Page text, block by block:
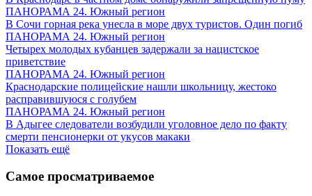
ПАНОРАМА 24. Южный регион
В Сочи горная река унесла в море двух туристов. Один погиб
ПАНОРАМА 24. Южный регион
Четырех молодых кубанцев задержали за нацистское
приветствие
ПАНОРАМА 24. Южный регион
Краснодарские полицейские нашли школьницу, жестоко
расправившуюся с голубем
ПАНОРАМА 24. Южный регион
В Адыгее следователи возбудили уголовное дело по факту
смерти пенсионерки от укусов макаки
Показать ещё
Самое просматриваемое